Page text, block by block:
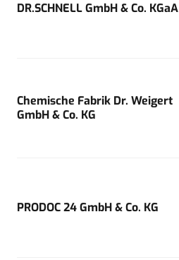
DR.SCHNELL GmbH & Co. KGaA
Chemische Fabrik Dr. Weigert
GmbH & Co. KG
PRODOC 24 GmbH & Co. KG